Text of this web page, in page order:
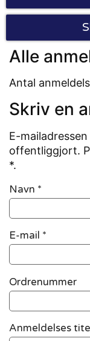
Alle
Antal
Skriv en
E-
offentliggjort.
*.
Navn *
E-mail *
Ordrenummer
Anmeldelses